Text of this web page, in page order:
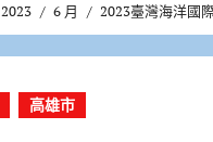
2023 6 月 2023臺灣海洋國
高雄市